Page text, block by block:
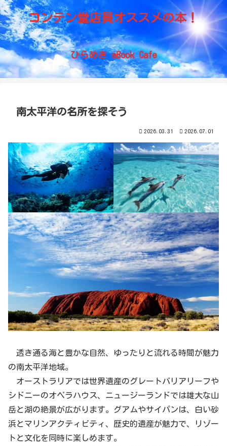
コンテン堂店員オススメの本！
ひらめき eBook Cafe
南太平洋の名所を探そう
2026.03.31 2026.07.01
透き通る海と豊かな自然、ゆったりと流れる時間が魅力
の南太平洋地域。
オーストラリアでは世界遺産のグレートバリアリーフや
シドニーのオペラハウス、ニュージーランドでは雄大な山
岳と湖の絶景が広がります。グアムやサイパンは、白い砂
浜とマリンアクティビティ、歴史的遺産が魅力で、リゾー
トと文化を同時に楽しめます。